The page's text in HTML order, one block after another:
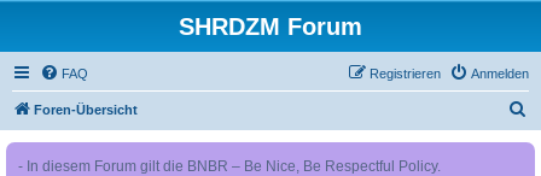
SHRDZM Forum
FAQ Anmelden
Registrieren
Foren-Übersicht
- In diesem Forum gilt die BNBR – Be Nice, Be Respectful Policy.